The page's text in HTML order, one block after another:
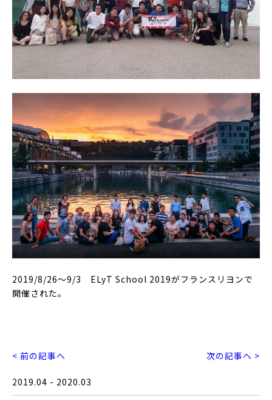
2019/8/26～9/3 ELyT School 2019がフランスリヨンで
開催された。
< 前の記事へ 次の記事へ >
2019.04 - 2020.03